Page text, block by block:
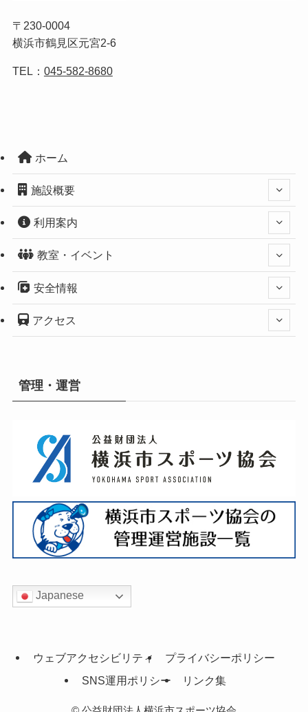
〒230-0004
横浜市鶴見区元宮2-6
TEL： 045-582-8680
ホーム
施設概要
利用案内
教室・イベント
安全情報
アクセス
管理・運営
Japanese
ウェブアクセシビリティ
プライバシーポリシー
SNS運用ポリシー
リンク集